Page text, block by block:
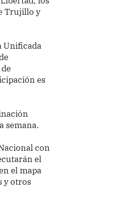
Trujillo y
Unificada
es
semana.
con
el
el mapa
y otros